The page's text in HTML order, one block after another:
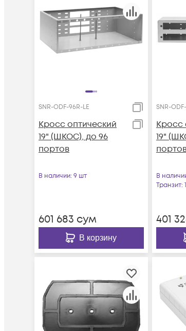
SNR-ODF-96R-LE
Кросс оптический
19" (ШКОС), до 96
портов
В наличии: 9 шт
601 683 сум
В корзину
SNR-
Кросс
19"
В
Транзит:
401